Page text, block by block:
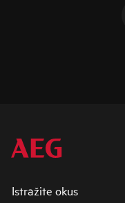
Istražite okus